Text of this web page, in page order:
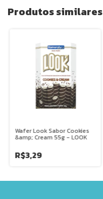
Produtos similares
Wafer Look Sabor Cookies
&amp; Cream 55g - LOOK
R$3,29